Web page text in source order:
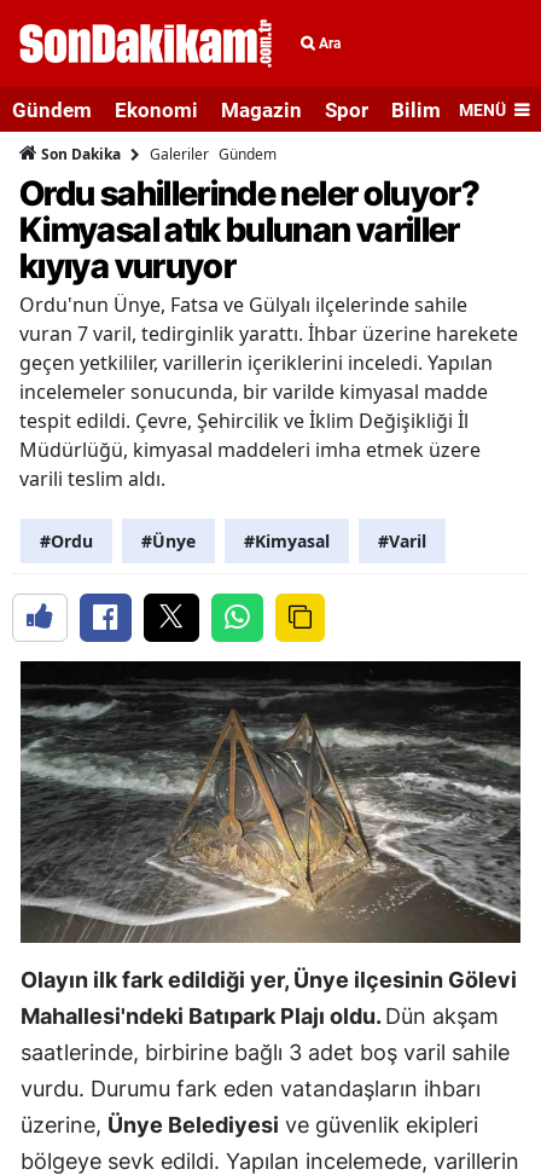
Ara
Gündem Ekonomi Magazin Spor Bilim veMENÜ
Son Dakika Galeriler Gündem
Ordu sahillerinde neler oluyor?
Kimyasal atık bulunan variller
kıyıya vuruyor
Ordu'nun Ünye, Fatsa ve Gülyalı ilçelerinde sahile
vuran 7 varil, tedirginlik yarattı. İhbar üzerine harekete
geçen yetkililer, varillerin içeriklerini inceledi. Yapılan
incelemeler sonucunda, bir varilde kimyasal madde
tespit edildi. Çevre, Şehircilik ve İklim Değişikliği İl
Müdürlüğü, kimyasal maddeleri imha etmek üzere
varili teslim aldı.
#Ordu #Ünye #Kimyasal #Varil
Olayın ilk fark edildiği yer, Ünye ilçesinin Gölevi
Mahallesi'ndeki Batıpark Plajı oldu.Dün akşam
saatlerinde, birbirine bağlı 3 adet boş varil sahile
vurdu. Durumu fark eden vatandaşların ihbarı
üzerine, Ünye Belediyesi ve güvenlik ekipleri
bölgeye sevk edildi. Yapılan incelemede, varillerin